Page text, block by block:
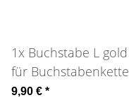
1x Buchstabe L gold
für Buchstabenkette
oder Armband
9,90 € *